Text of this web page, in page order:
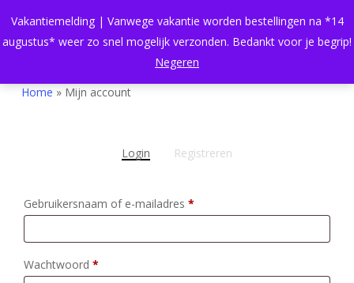
Vakantiemelding | Vanwege vakantie worden bestellingen na *14
augustus* weer zo snel mogelijk verzonden. Bedankt voor je begrip!
Negeren
main
Menu
Cart Close
Cart
Home » Mijn account
Login Registreren
Gebruikersnaam of e-mailadres *Vereist
Wachtwoord *Vereist